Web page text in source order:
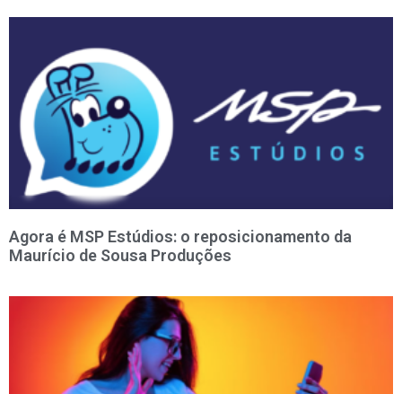
Agora é MSP Estúdios: o reposicionamento da
Maurício de Sousa Produções